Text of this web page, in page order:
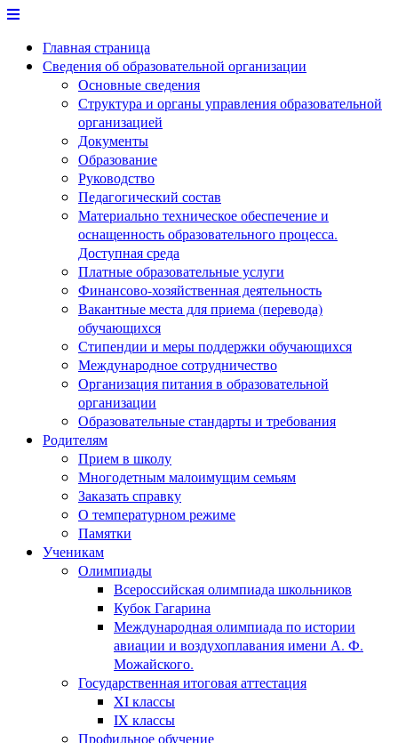
Перейти
содержимому
Главная страница
Сведения об образовательной организации
Основные сведения
Структура и органы управления образовательной
организацией
Документы
Образование
Руководство
Педагогический состав
Материально техническое обеспечение и
оснащенность образовательного процесса.
Доступная среда
Платные образовательные услуги
Финансово-хозяйственная деятельность
Вакантные места для приема (перевода)
обучающихся
Стипендии и меры поддержки обучающихся
Международное сотрудничество
Организация питания в образовательной
организации
Образовательные стандарты и требования
Родителям
Прием в школу
Многодетным малоимущим семьям
Заказать справку
О температурном режиме
Памятки
Ученикам
Олимпиады
Всероссийская олимпиада школьников
Кубок Гагарина
Международная олимпиада по истории
авиации и воздухоплавания имени А. Ф.
Можайского.
Государственная итоговая аттестация
XI классы
IX классы
Профильное обучение